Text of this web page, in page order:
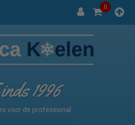
0
1996
100% prijsgarantie